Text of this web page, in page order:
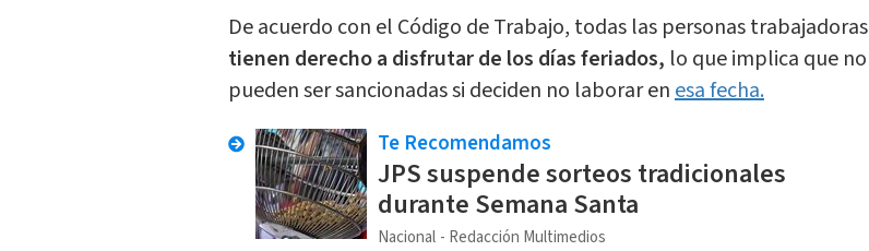
De acuerdo con el Código de Trabajo, todas las personas trabajadoras
tienen derecho a disfrutar de los días feriados, lo que implica que no
pueden ser sancionadas si deciden no laborar enesa fecha.
Te Recomendamos
JPS suspende sorteos tradicionales
durante Semana Santa
Nacional Redacción Multimedios